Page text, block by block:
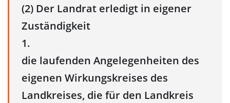
(2) Der Landrat erledigt in eigener
Zuständigkeit
1.
die laufenden Angelegenheiten des
eigenen Wirkungskreises des
Landkreises, die für den Landkreis